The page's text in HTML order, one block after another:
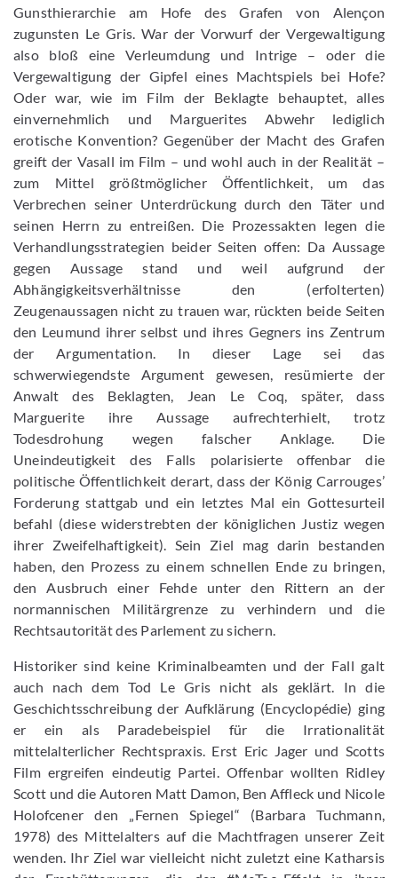
Gunsthierarchie am Hofe des Grafen von Alençon
zugunsten Le Gris. War der Vorwurf der Vergewaltigung
also bloß eine Verleumdung und Intrige – oder die
Vergewaltigung der Gipfel eines Machtspiels bei Hofe?
Oder war, wie im Film der Beklagte behauptet, alles
einvernehmlich und Marguerites Abwehr lediglich
erotische Konvention? Gegenüber der Macht des Grafen
greift der Vasall im Film – und wohl auch in der Realität –
zum Mittel größtmöglicher Öffentlichkeit, um das
Verbrechen seiner Unterdrückung durch den Täter und
seinen Herrn zu entreißen. Die Prozessakten legen die
Verhandlungsstrategien beider Seiten offen: Da Aussage
gegen Aussage stand und weil aufgrund der
Abhängigkeitsverhältnisse den (erfolterten)
Zeugenaussagen nicht zu trauen war, rückten beide Seiten
den Leumund ihrer selbst und ihres Gegners ins Zentrum
der Argumentation. In dieser Lage sei das
schwerwiegendste Argument gewesen, resümierte der
Anwalt des Beklagten, Jean Le Coq, später, dass
Marguerite ihre Aussage aufrechterhielt, trotz
Todesdrohung wegen falscher Anklage. Die
Uneindeutigkeit des Falls polarisierte offenbar die
politische Öffentlichkeit derart, dass der König Carrouges’
Forderung stattgab und ein letztes Mal ein Gottesurteil
befahl (diese widerstrebten der königlichen Justiz wegen
ihrer Zweifelhaftigkeit). Sein Ziel mag darin bestanden
haben, den Prozess zu einem schnellen Ende zu bringen,
den Ausbruch einer Fehde unter den Rittern an der
normannischen Militärgrenze zu verhindern und die
Rechtsautorität des Parlement zu sichern.
Historiker sind keine Kriminalbeamten und der Fall galt
auch nach dem Tod Le Gris nicht als geklärt. In die
Geschichtsschreibung der Aufklärung (Encyclopédie) ging
er ein als Paradebeispiel für die Irrationalität
mittelalterlicher Rechtspraxis. Erst Eric Jager und Scotts
Film ergreifen eindeutig Partei. Offenbar wollten Ridley
Scott und die Autoren Matt Damon, Ben Affleck und Nicole
Holofcener den „Fernen Spiegel“ (Barbara Tuchmann,
1978) des Mittelalters auf die Machtfragen unserer Zeit
wenden. Ihr Ziel war vielleicht nicht zuletzt eine Katharsis